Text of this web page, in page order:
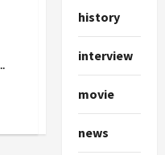
history
interview
movie
news